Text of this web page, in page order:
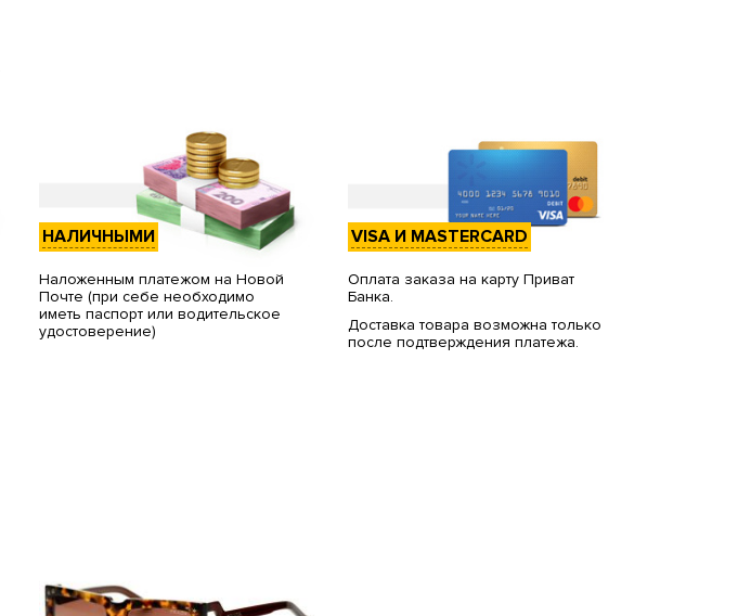
НАЛИЧНЫМИ
Наложенным платежом на Новой
Почте (при себе необходимо
иметь паспорт или водительское
удостоверение)
VISA И MASTERCARD
Оплата заказа на карту Приват
Банка.
Доставка товара возможна только
после подтверждения платежа.